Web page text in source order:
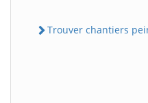
Trouver chantiers